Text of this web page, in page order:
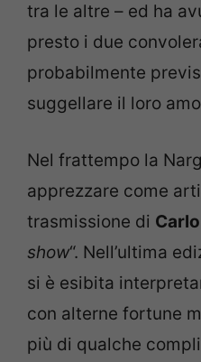
tra le altre – ed ha
presto i due
probabilmente
suggellare il loro
Nel frattempo la
apprezzare come
trasmissione di
show“. Nell’ultima
si è esibita
con alterne fortune
più di qualche